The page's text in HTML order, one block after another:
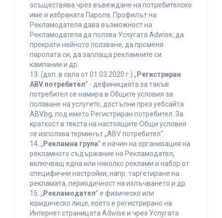
осъществява чрез въвеждане на потребителско
име и избраната Парола. Профилът на
Рекламодателя дава възможност на
Рекламодателя да ползва Услугата Adwise, да
прекрати нейното ползване, да променя
паролата си, да заплаща рекламните си
кампании и др.
13. (доп. в сила от 01.03.2020 г.) „ Регистриран
ABV потребител“ - дефиницията за такъв
потребител се намира в Общите условия за
ползване на услугите, достъпни през уебсайта
ABV.bg, под името Регистриран потребител. За
краткост в текста на настоящите Общи условия
се използва терминът „ABV потребител“.
14. „ Рекламна група“ е начин на организация на
рекламното съдържание на Рекламодател,
включващ една или няколко реклами и набор от
специфични настройки, напр. таргетиране на
рекламата, периодичност на излъчването и др.
15. „ Рекламодател” е физическо или
юридическо лице, което е регистрирано на
Интернет страницата Adwise и чрез Услугата